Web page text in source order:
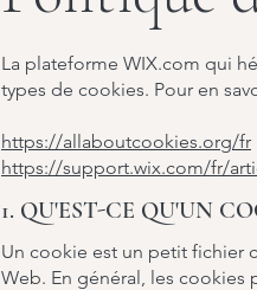
La plateforme WIX.com qui
types de cookies. Pour en
https://allaboutcookies.org/fr
https://support.wix.com/fr/
1. QU'EST-CE QU'UN
Un cookie est un petit fichier
Web. En général, les cookies